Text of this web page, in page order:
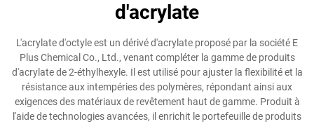
d'acrylate
L'acrylate d'octyle est un dérivé d'acrylate proposé par la société E
Plus Chemical Co., Ltd., venant compléter la gamme de produits
d'acrylate de 2-éthylhexyle. Il est utilisé pour ajuster la flexibilité et la
résistance aux intempéries des polymères, répondant ainsi aux
exigences des matériaux de revêtement haut de gamme. Produit à
l'aide de technologies avancées, il enrichit le portefeuille de produits